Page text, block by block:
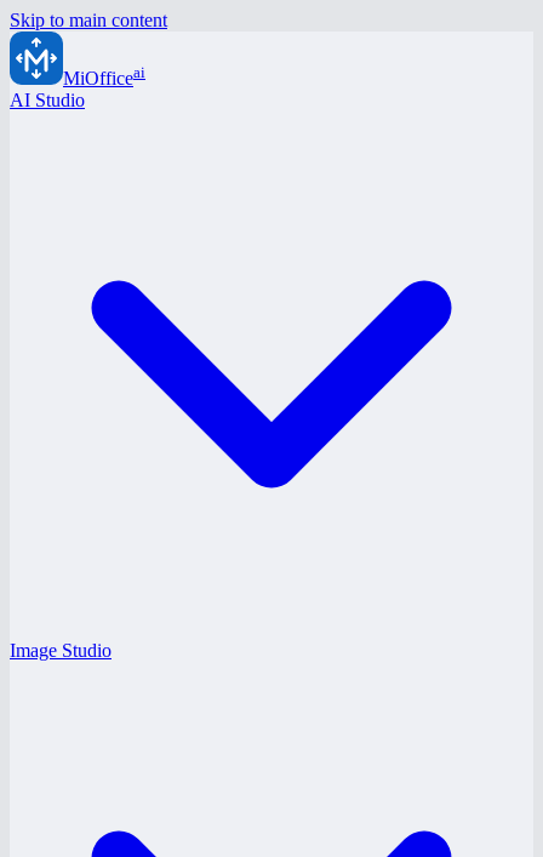
Skip to main content
MiOfficeai
AI Studio
Image Studio